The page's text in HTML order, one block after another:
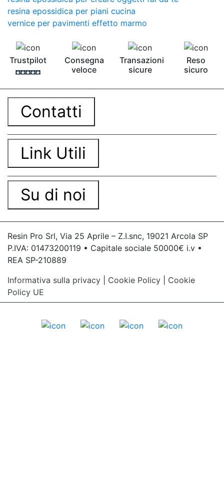
resina epossidica per piani cucina
vernice per pavimenti effetto marmo
Trustpilot
Consegna
veloce
Transazioni
sicure
Reso
sicuro
Contatti
Link Utili
Su di noi
Resin Pro Srl, Via 25 Aprile – Z.I.snc, 19021 Arcola SP
P.IVA: 01473200119 • Capitale sociale 50000€ i.v •
REA SP-210889
Informativa sulla privacy
Cookie Policy
Cookie
Policy UE